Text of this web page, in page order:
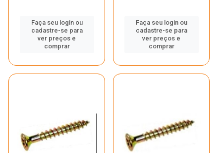
Faça seu login ou
cadastre-se para
ver preços e
comprar
Faça seu login ou
cadastre-se para
ver preços e
comprar